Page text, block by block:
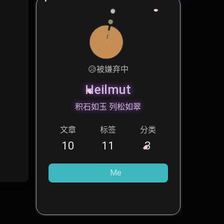
😥被嫌弃中
Heilmut
积石如玉 列松如翠
文章
10
标签
11
分类
3
Me